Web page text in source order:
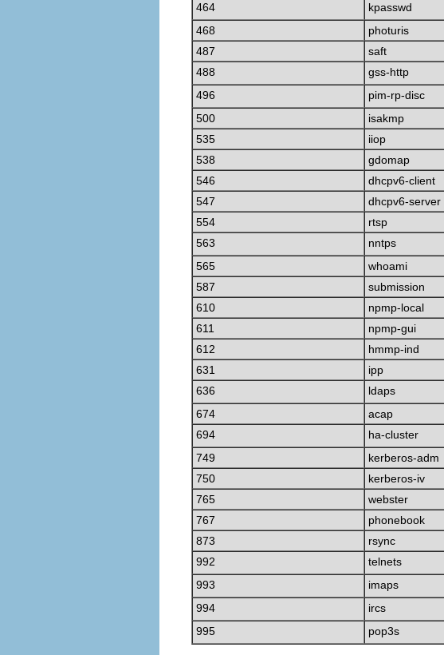
464
kpasswd
468
photuris
487
saft
488
gss-http
496
pim-rp-disc
500
isakmp
535
iiop
538
gdomap
546
dhcpv6-client
547
dhcpv6-server
554
rtsp
563
nntps
565
whoami
587
submission
610
npmp-local
611
npmp-gui
612
hmmp-ind
631
ipp
636
ldaps
674
acap
694
ha-cluster
749
kerberos-adm
750
kerberos-iv
765
webster
767
phonebook
873
rsync
992
telnets
993
imaps
994
ircs
995
pop3s